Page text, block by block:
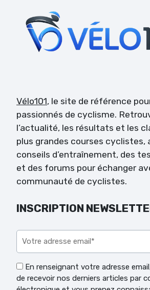
Vélo101, le site de référence
passionnés de cyclisme.
l’actualité, les résultats et les
plus grandes courses cyclistes,
conseils d’entraînement, des
et des forums pour échanger
communauté de cyclistes.
INSCRIPTION
En renseignant votre adresse
de recevoir nos derniers articles par